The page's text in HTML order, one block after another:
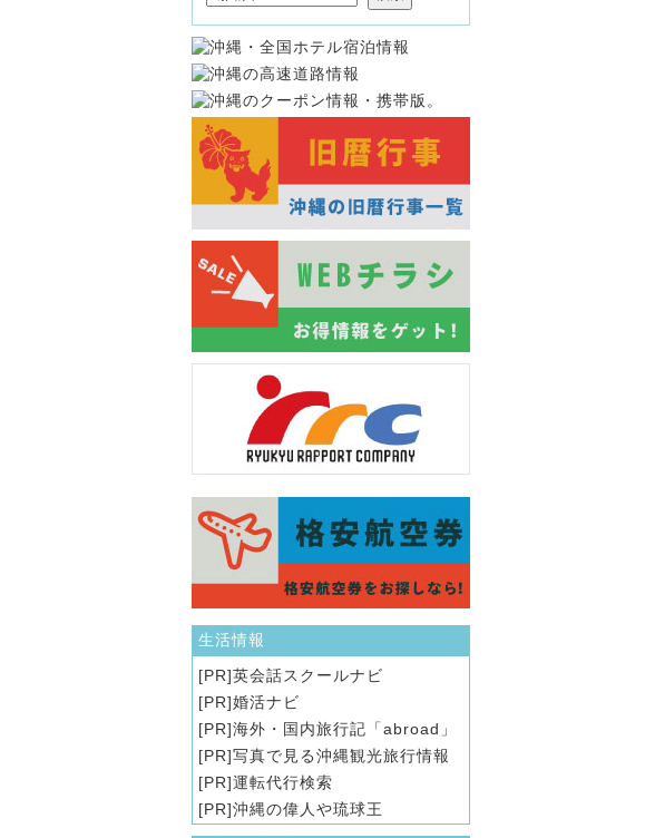
生活情報
英会話スクールナビ
婚活ナビ
海外・国内旅行記「abroad」
写真で見る沖縄観光旅行情報
運転代行検索
沖縄の偉人や琉球王